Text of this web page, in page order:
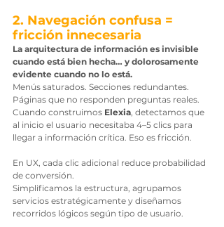
2. Navegación confusa =
fricción innecesaria
La arquitectura de información es invisible
cuando está bien hecha… y dolorosamente
evidente cuando no lo está.
Menús saturados. Secciones redundantes.
Páginas que no responden preguntas reales.
Cuando construimos Elexia , detectamos que
al inicio el usuario necesitaba 4–5 clics para
llegar a información crítica. Eso es fricción.
En UX, cada clic adicional reduce probabilidad
de conversión.
Simplificamos la estructura, agrupamos
servicios estratégicamente y diseñamos
recorridos lógicos según tipo de usuario.